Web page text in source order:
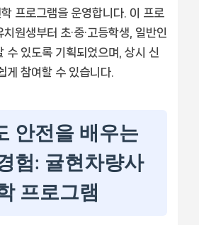
프로그램을 운영합니다. 이 프로
원생부터 초·중·고등학생, 일반인
수 있도록 기획되었으며, 상시 신
게 참여할 수 있습니다.
안전을 배우는
험: 귤현차량사
프로그램